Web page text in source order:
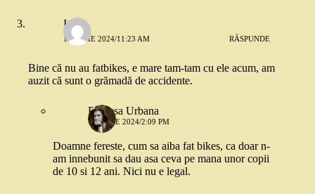
Irina
18 IUNIE 2024/11:23 AM RĂSPUNDE
Bine că nu au fatbikes, e mare tam-tam cu ele acum, am
auzit că sunt o grămadă de accidente.
Printesa Urbana
18 IUNIE 2024/2:09 PM
Doamne fereste, cum sa aiba fat bikes, ca doar n-
am innebunit sa dau asa ceva pe mana unor copii
de 10 si 12 ani. Nici nu e legal.